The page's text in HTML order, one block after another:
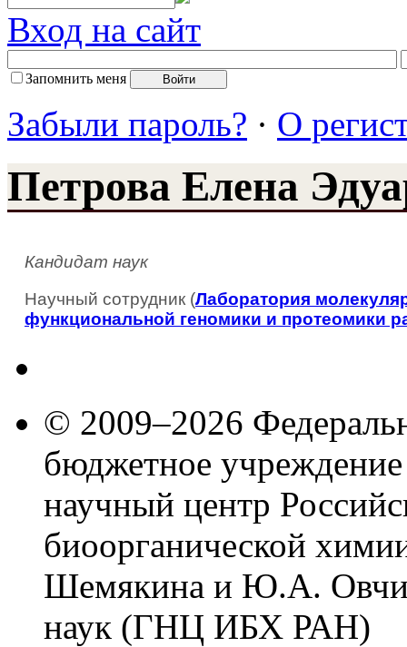
Вход на сайт
Запомнить меня
Забыли пароль? · О
Петрова Елена
Кандидат наук
Научный сотрудник (Лаборатория
функциональной геномики и протеомики
© 2009–2026
бюджетное
научный центр
биоорганической
Шемякина и Ю.А.
наук (ГНЦ ИБХ РАН)